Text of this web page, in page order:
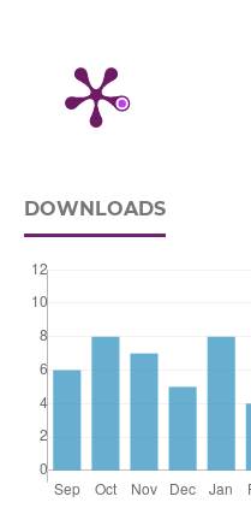
DOWNLOADS